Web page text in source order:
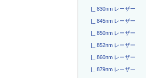
|_ 830nm レーザー
|_ 845nm レーザー
|_ 850nm レーザー
|_ 852nm レーザー
|_ 860nm レーザー
|_ 879nm レーザー